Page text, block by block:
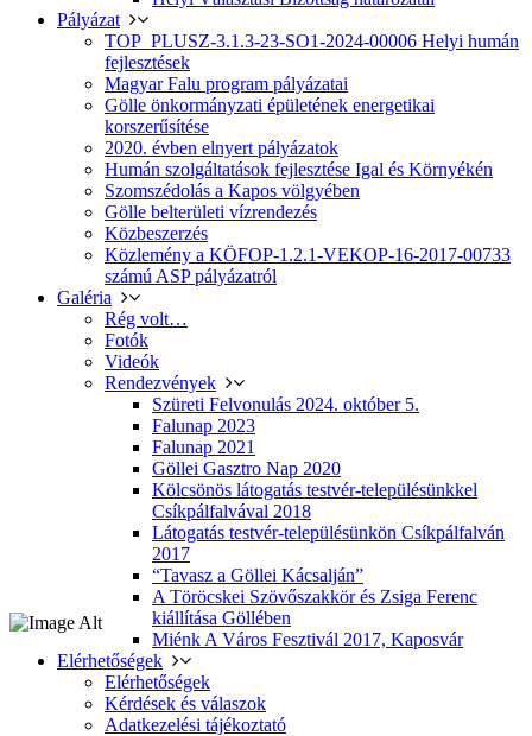
Pályázat
TOP_PLUSZ-3.1.3-23-SO1-2024-00006 Helyi humán
fejlesztések
Magyar Falu program pályázatai
Gölle önkormányzati épületének energetikai
korszerűsítése
2020. évben elnyert pályázatok
Humán szolgáltatások fejlesztése Igal és Környékén
Szomszédolás a Kapos völgyében
Gölle belterületi vízrendezés
Közbeszerzés
Közlemény a KÖFOP-1.2.1-VEKOP-16-2017-00733
számú ASP pályázatról
Galéria
Rég volt…
Fotók
Videók
Rendezvények
Szüreti Felvonulás 2024. október 5.
Falunap 2023
Falunap 2021
Göllei Gasztro Nap 2020
Kölcsönös látogatás testvér-településünkkel
Csíkpálfalvával 2018
Látogatás testvér-településünkön Csíkpálfalván
2017
“Tavasz a Göllei Kácsalján”
A Töröcskei Szövőszakkör és Zsiga Ferenc
kiállítása Göllében
Miénk A Város Fesztivál 2017, Kaposvár
Elérhetőségek
Elérhetőségek
Kérdések és válaszok
Adatkezelési tájékoztató